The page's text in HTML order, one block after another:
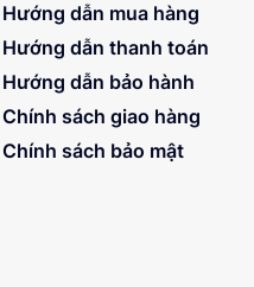
Hướng dẫn mua hàng
Hướng dẫn thanh toán
Hướng dẫn bảo hành
Chính sách giao hàng
Chính sách bảo mật